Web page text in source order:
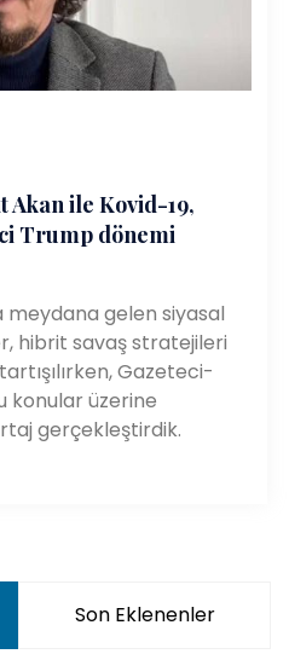
Akan ile Kovid-19,
Trump dönemi
gelen siyasal
hibrit savaş stratejileri
Gazeteci-
konular üzerine
gerçekleştirdik.
Son Eklenenler